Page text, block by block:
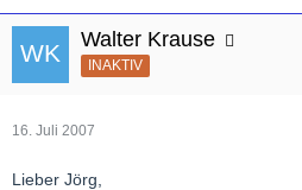
Walter Krause
INAKTIV
16. Juli 2007
Lieber Jörg,